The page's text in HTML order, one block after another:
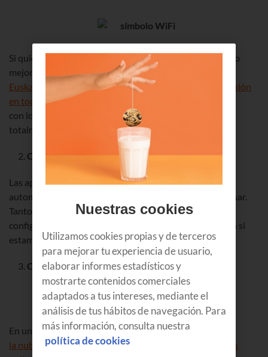
Si quieres ahorrar en datos y navegar a toda velocidad, lo
mejor es
estar conectado a una red WiFi
Euskaltel WiFi tiene ya más de 150.000 puntos de conexión
en todo Euskadi
con los que puedes navegar a alta velocidad de forma
totalmente gratuita por ser cliente de Euskaltel.
Cuidado con las actualizaciones de aplicaciones
Las aplicaciones se actualizan muchas veces de forma
automática, gastando nuestros preciados megas sin avisar.
Tanto
como iOSofrecen la posibilidad de
configurarse para que las aplicaciones solo se actualicen si
estamos conectados a una red WiFi.
Copias de seguridad en la nube
En un post anterior mentábamos a
la nube como una excelente opción para compartir fotos
Nuestras cookies
Utilizamos cookies propias y de terceros
para mejorar tu experiencia de usuario,
elaborar informes estadísticos y
mostrarte contenidos comerciales
adaptados a tus intereses, mediante el
análisis de tus hábitos de navegación. Para
más información, consulta nuestra
política de cookies